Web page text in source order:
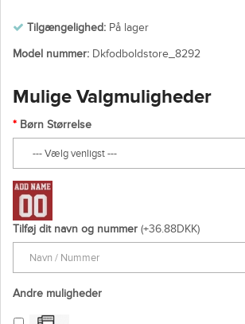
Tilgængelighed: På lager
Model nummer: Dkfodboldstore_8292
Mulige Valgmuligheder
Børn Størrelse
Tilføj dit navn og nummer (+36.88DKK)
Andre muligheder